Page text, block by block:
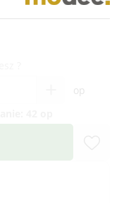
op